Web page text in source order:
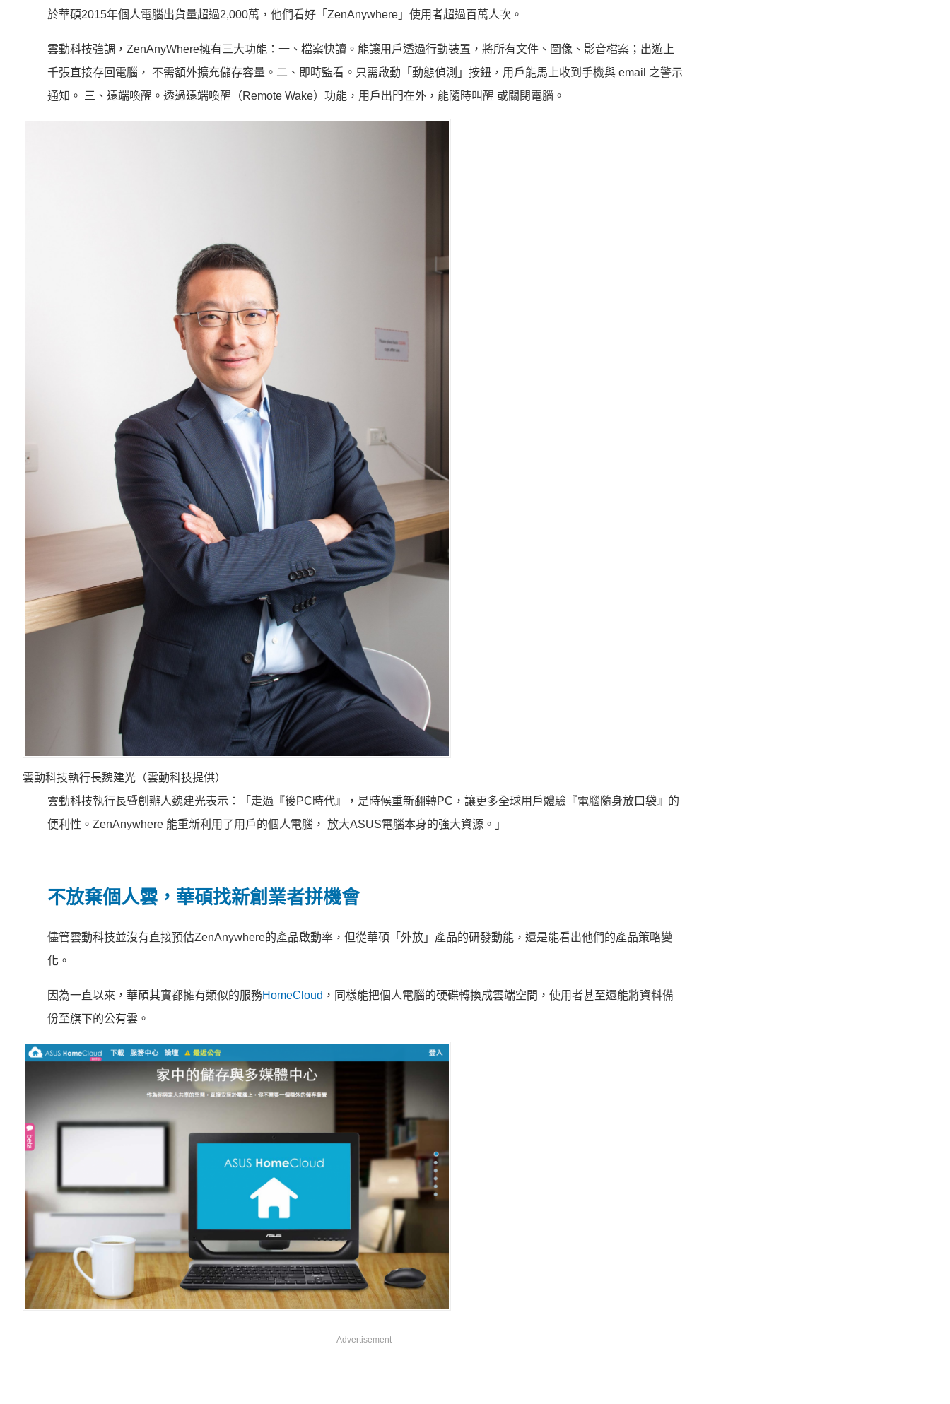
於華碩2015年個人電腦出貨量超過2,000萬，他們看好「ZenAnywhere」使用者超過百萬人次。
雲動科技強調，ZenAnyWhere擁有三大功能：一、檔案快讀。能讓用戶透過行動裝置，將所有文件、圖像、影音檔案；出遊上
千張直接存回電腦， 不需額外擴充儲存容量。二、即時監看。只需啟動「動態偵測」按鈕，用戶能馬上收到手機與 email 之警示
通知。 三、遠端喚醒。透過遠端喚醒（Remote Wake）功能，用戶出門在外，能隨時叫醒 或關閉電腦。
雲動科技執行長魏建光（雲動科技提供）
雲動科技執行長暨創辦人魏建光表示：「走過『後PC時代』，是時候重新翻轉PC，讓更多全球用戶體驗『電腦隨身放口袋』的
便利性。ZenAnywhere 能重新利用了用戶的個人電腦， 放大ASUS電腦本身的強大資源。」
不放棄個人雲，華碩找新創業者拼機會
儘管雲動科技並沒有直接預估ZenAnywhere的產品啟動率，但從華碩「外放」產品的研發動能，還是能看出他們的產品策略變
化。
因為一直以來，華碩其實都擁有類似的服務HomeCloud ，同樣能把個人電腦的硬碟轉換成雲端空間，使用者甚至還能將資料備
份至旗下的公有雲。